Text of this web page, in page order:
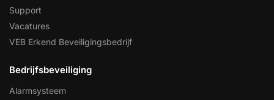
Support
Vacatures
VEB Erkend Beveiligingsbedrijf
Bedrijfsbeveiliging
Alarmsysteem